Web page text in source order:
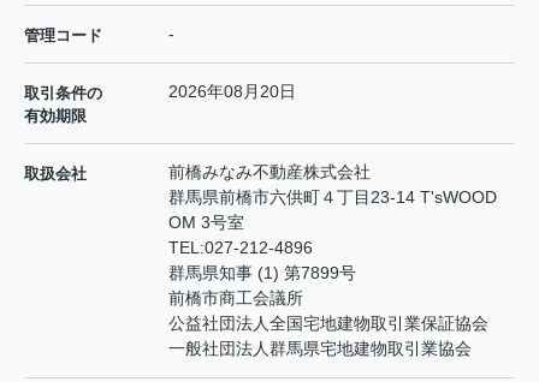
管理コード -
取引条件の
有効期限
2026年08月20日
取扱会社
前橋みなみ不動産株式会社
群馬県前橋市六供町４丁目23‐14 T'sWOOD
OM 3号室
TEL:027-212-4896
群馬県知事 (1) 第7899号
前橋市商工会議所
公益社団法人全国宅地建物取引業保証協会
一般社団法人群馬県宅地建物取引業協会